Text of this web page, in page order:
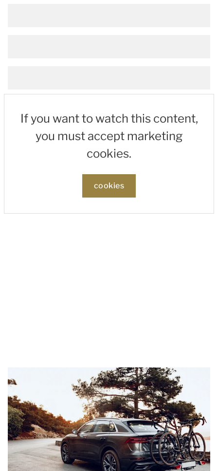
If you want to watch this content,
you must accept marketing
cookies.
cookies